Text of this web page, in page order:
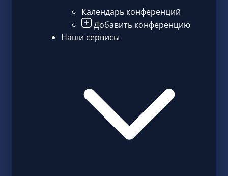
Календарь конференций
Добавить конференцию
Наши сервисы